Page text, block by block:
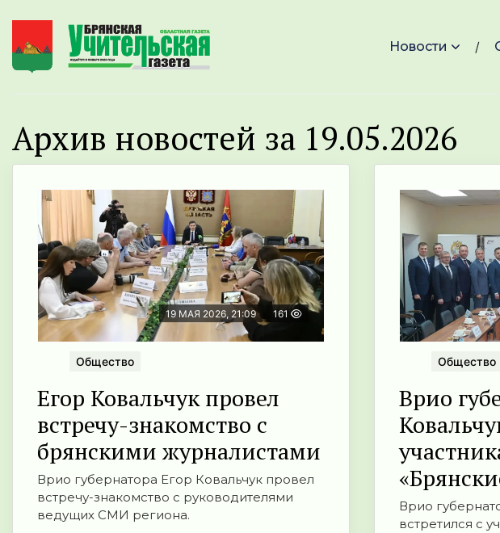
Новости
Архив новостей за 19.05.2026
19 МАЯ 2026, 21:09 161
Общество
Егор Ковальчук провел
встречу-знакомство с
брянскими журналистами
Врио губернатора Егор Ковальчук провел
встречу-знакомство с руководителями
ведущих СМИ региона.
Общество
Врио
Врио
встретился с